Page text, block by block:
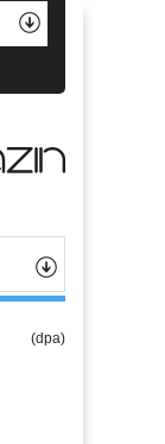
(dpa)